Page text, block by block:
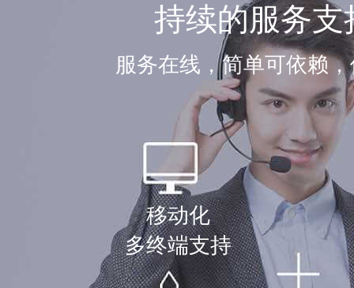
持续的服务支
服务在线，简单可依赖
移动化
多终端支持